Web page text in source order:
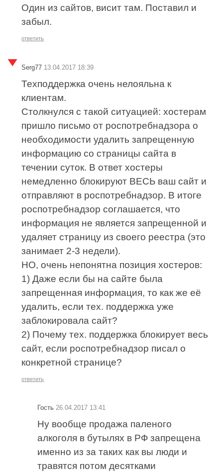
Один из сайтов, висит там. Поставил и
забыл.
ответить
Serg77 13.04.2017 18:39
Техподдержка очень нелояльна к
клиентам.
Столкнулся с такой ситуацией: хостерам
пришло письмо от роспотребнадзора о
необходимости удалить запрещенную
информацию со страницы сайта в
течении суток. В ответ хостеры
немедленно блокируют ВЕСЬ ваш сайт и
отправляют в роспотребнадзор. В итоге
роспотребнадзор соглашается, что
информация не является запрещенной и
удаляет страницу из своего реестра (это
занимает 2-3 недели).
НО, очень непонятна позиция хостеров:
1) Даже если бы на сайте была
запрещенная информация, то как же её
удалить, если тех. поддержка уже
заблокировала сайт?
2) Почему тех. поддержка блокирует весь
сайт, если роспотребнадзор писал о
конкретной странице?
ответить
Гость 26.04.2017 13:41
Ну вообще продажа паленого
алкоголя в бутылях в РФ запрещена
именно из за таких как вы люди и
травятся потом десятками